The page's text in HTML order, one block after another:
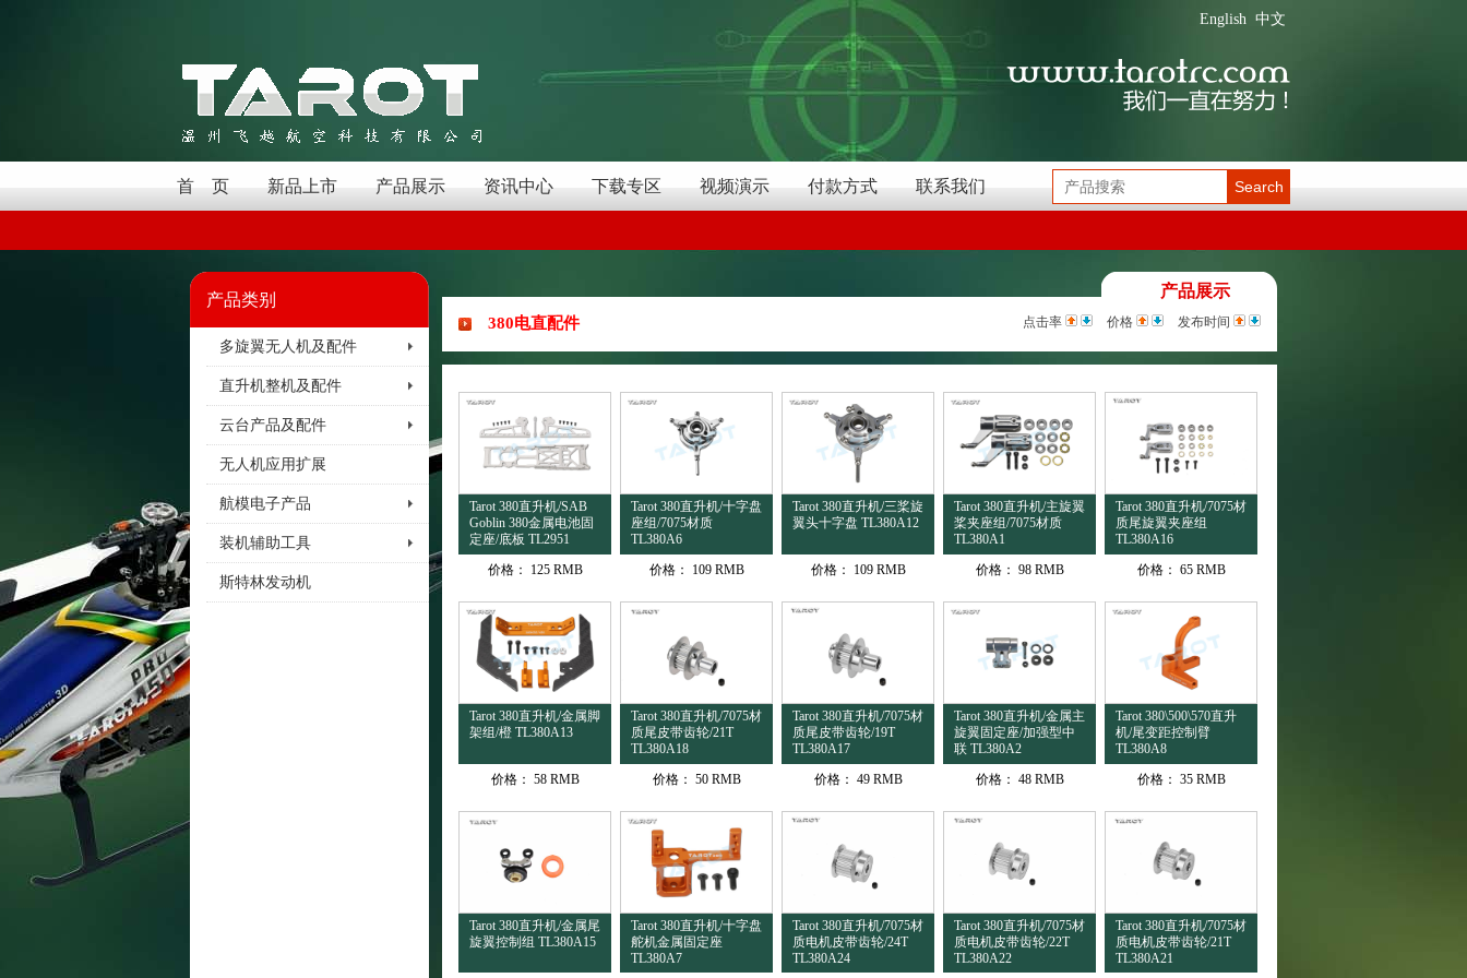
中文
English
首 页 新品上市 产品展示 资讯中心 下载专区 视频演示 付款方式 联系我们 Search
产品类别
多旋翼无人机及配件
直升机整机及配件
云台产品及配件
无人机应用扩展
航模电子产品
装机辅助工具
斯特林发动机
产品展示
380电直配件 点击率 价格 发布时间
Tarot 380直升机/SAB
Goblin 380金属电池固
定座/底板 TL2951
价格：
125 RMB
Tarot 380直升机/十字盘
座组/7075材质
TL380A6
价格：
109 RMB
Tarot 380直升机/三桨旋
翼头十字盘 TL380A12
价格： 109 RMB
Tarot 380直升机/主旋翼
桨夹座组/7075材质
TL380A1
价格： 98 RMB
Tarot 380直升机/7075材
质尾旋翼夹座组
TL380A16
价格： 65 RMB
Tarot 380直升机/金属脚
架组/橙 TL380A13
价格： 58 RMB
Tarot 380直升机/7075材
质尾皮带齿轮/21T
TL380A18
价格： 50 RMB
Tarot 380直升机/7075材
质尾皮带齿轮/19T
TL380A17
价格： 49 RMB
Tarot 380直升机/金属主
旋翼固定座/加强型中
联 TL380A2
价格： 48 RMB
Tarot 380\500\570直升
机/尾变距控制臂
TL380A8
价格： 35 RMB
Tarot 380直升机/金属尾
旋翼控制组 TL380A15
Tarot 380直升机/十字盘
舵机金属固定座
TL380A7
Tarot 380直升机/7075材
质电机皮带齿轮/24T
TL380A24
Tarot 380直升机/7075材
质电机皮带齿轮/22T
TL380A22
Tarot 380直升机/7075材
质电机皮带齿轮/21T
TL380A21